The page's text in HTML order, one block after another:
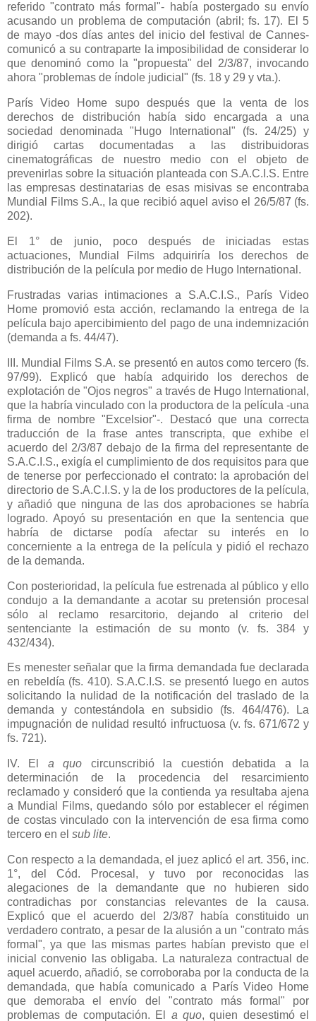
referido "contrato más formal"- había postergado su envío
acusando un problema de computación (abril; fs. 17). El 5
de mayo -dos días antes del inicio del festival de Cannes-
comunicó a su contraparte la imposibilidad de considerar lo
que denominó como la "propuesta" del 2/3/87, invocando
ahora "problemas de índole judicial" (fs. 18 y 29 y vta.).
París Video Home supo después que la venta de los
derechos de distribución había sido encargada a una
sociedad denominada "Hugo International" (fs. 24/25) y
dirigió cartas documentadas a las distribuidoras
cinematográficas de nuestro medio con el objeto de
prevenirlas sobre la situación planteada con S.A.C.I.S. Entre
las empresas destinatarias de esas misivas se encontraba
Mundial Films S.A., la que recibió aquel aviso el 26/5/87 (fs.
202).
El 1° de junio, poco después de iniciadas estas
actuaciones, Mundial Films adquiriría los derechos de
distribución de la película por medio de Hugo International.
Frustradas varias intimaciones a S.A.C.I.S., París Video
Home promovió esta acción, reclamando la entrega de la
película bajo apercibimiento del pago de una indemnización
(demanda a fs. 44/47).
III. Mundial Films S.A. se presentó en autos como tercero (fs.
97/99). Explicó que había adquirido los derechos de
explotación de "Ojos negros" a través de Hugo International,
que la habría vinculado con la productora de la película -una
firma de nombre "Excelsior"-. Destacó que una correcta
traducción de la frase antes transcripta, que exhibe el
acuerdo del 2/3/87 debajo de la firma del representante de
S.A.C.I.S., exigía el cumplimiento de dos requisitos para que
de tenerse por perfeccionado el contrato: la aprobación del
directorio de S.A.C.I.S. y la de los productores de la película,
y añadió que ninguna de las dos aprobaciones se habría
logrado. Apoyó su presentación en que la sentencia que
habría de dictarse podía afectar su interés en lo
concerniente a la entrega de la película y pidió el rechazo
de la demanda.
Con posterioridad, la película fue estrenada al público y ello
condujo a la demandante a acotar su pretensión procesal
sólo al reclamo resarcitorio, dejando al criterio del
sentenciante la estimación de su monto (v. fs. 384 y
432/434).
Es menester señalar que la firma demandada fue declarada
en rebeldía (fs. 410). S.A.C.I.S. se presentó luego en autos
solicitando la nulidad de la notificación del traslado de la
demanda y contestándola en subsidio (fs. 464/476). La
impugnación de nulidad resultó infructuosa (v. fs. 671/672 y
fs. 721).
IV. El a quo circunscribió la cuestión debatida a la
determinación de la procedencia del resarcimiento
reclamado y consideró que la contienda ya resultaba ajena
a Mundial Films, quedando sólo por establecer el régimen
de costas vinculado con la intervención de esa firma como
tercero en el sub lite.
Con respecto a la demandada, el juez aplicó el art. 356, inc.
1°, del Cód. Procesal, y tuvo por reconocidas las
alegaciones de la demandante que no hubieren sido
contradichas por constancias relevantes de la causa.
Explicó que el acuerdo del 2/3/87 había constituido un
verdadero contrato, a pesar de la alusión a un "contrato más
formal", ya que las mismas partes habían previsto que el
inicial convenio las obligaba. La naturaleza contractual de
aquel acuerdo, añadió, se corroboraba por la conducta de la
demandada, que había comunicado a París Video Home
que demoraba el envío del "contrato más formal" por
problemas de computación. El a quo, quien desestimó el